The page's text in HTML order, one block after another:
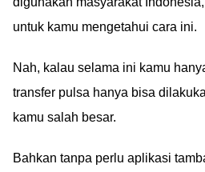
untuk kamu mengetahui cara ini.
Nah, kalau selama ini kamu
transfer pulsa hanya bisa
kamu salah besar.
Bahkan tanpa perlu aplikasi